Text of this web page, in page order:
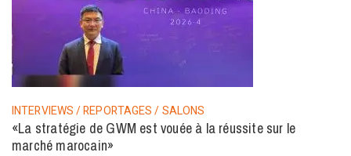
INTERVIEWS / REPORTAGES / SALONS
«La stratégie de GWM est vouée à la réussite sur le
marché marocain»